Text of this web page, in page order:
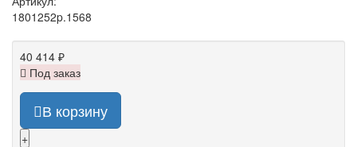
1801252p.1568
40 414 ₽
Под заказ
В корзину
+